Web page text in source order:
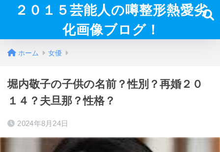
２０１５芸能人の噂整形熱愛劣
化画像ブログ！
ホーム 女優
堀内敬子の子供の名前？性別？再婚２０
１４？夫旦那？性格？
2024年8月24日